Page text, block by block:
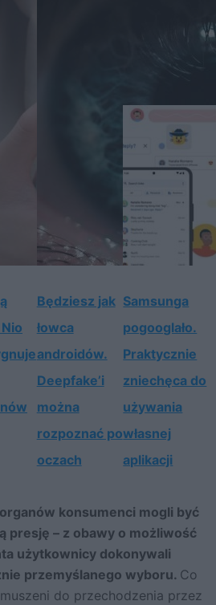
Będziesz jak
łowca
androidów.
Deepfake’i
można
rozpoznać po
oczach
Samsunga
pogooglało.
Praktycznie
zniechęca do
używania
własnej
aplikacji
konsumenci mogli być
presję – z obawy o możliwość
użytkownicy dokonywali
przemyślanego wyboru. Co
do przechodzenia przez